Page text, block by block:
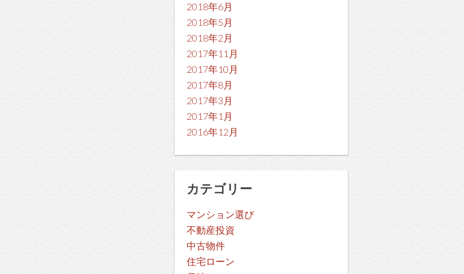
2018年6月
2018年5月
2018年2月
2017年11月
2017年10月
2017年8月
2017年3月
2017年1月
2016年12月
カテゴリー
マンション選び
不動産投資
中古物件
住宅ローン